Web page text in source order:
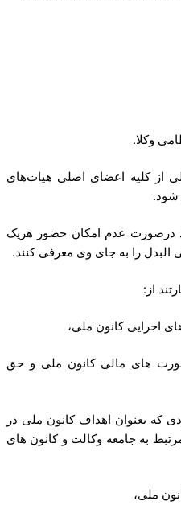
ملی از کلیه اعضای اصلی هیات‌های
شود.
درصورت عدم امکان حضور هریک
را به جای وی معرفی کنند.
های مالی کانون ملی و حق
که بعنوان اهداف کانون ملی در
به جامعه وکالت و کانون های